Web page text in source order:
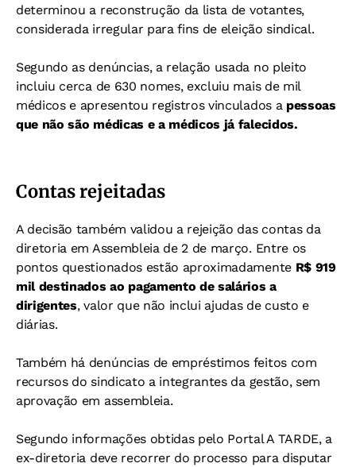
determinou a reconstrução da lista de votantes,
considerada irregular para fins de eleição sindical.
Segundo as denúncias, a relação usada no pleito
incluiu cerca de 630 nomes, excluiu mais de mil
médicos e apresentou registros vinculados apessoas
que não são médicas e a médicos já falecidos.
Contas rejeitadas
A decisão também validou a rejeição das contas da
diretoria em Assembleia de 2 de março. Entre os
pontos questionados estão aproximadamente R$ 919
mil destinados ao pagamento de salários a
dirigentes, valor que não inclui ajudas de custo e
diárias.
Também há denúncias de empréstimos feitos com
recursos do sindicato a integrantes da gestão, sem
aprovação em assembleia.
Segundo informações obtidas pelo Portal A TARDE, a
ex-diretoria deve recorrer do processo para disputar